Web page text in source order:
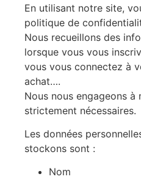
En utilisant notre site,
politique de
Nous recueillons des
lorsque vous vous
vous vous connectez à
achat….
Nous nous engageons
strictement nécessaires.
Les données
stockons sont :
Nom